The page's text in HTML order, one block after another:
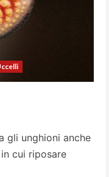
gli unghioni anche
cui riposare